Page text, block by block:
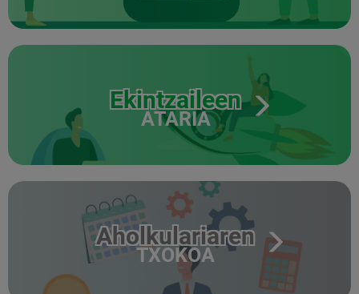
Ekintzaileen
ATARIA
Aholkulariaren
TXOKOA